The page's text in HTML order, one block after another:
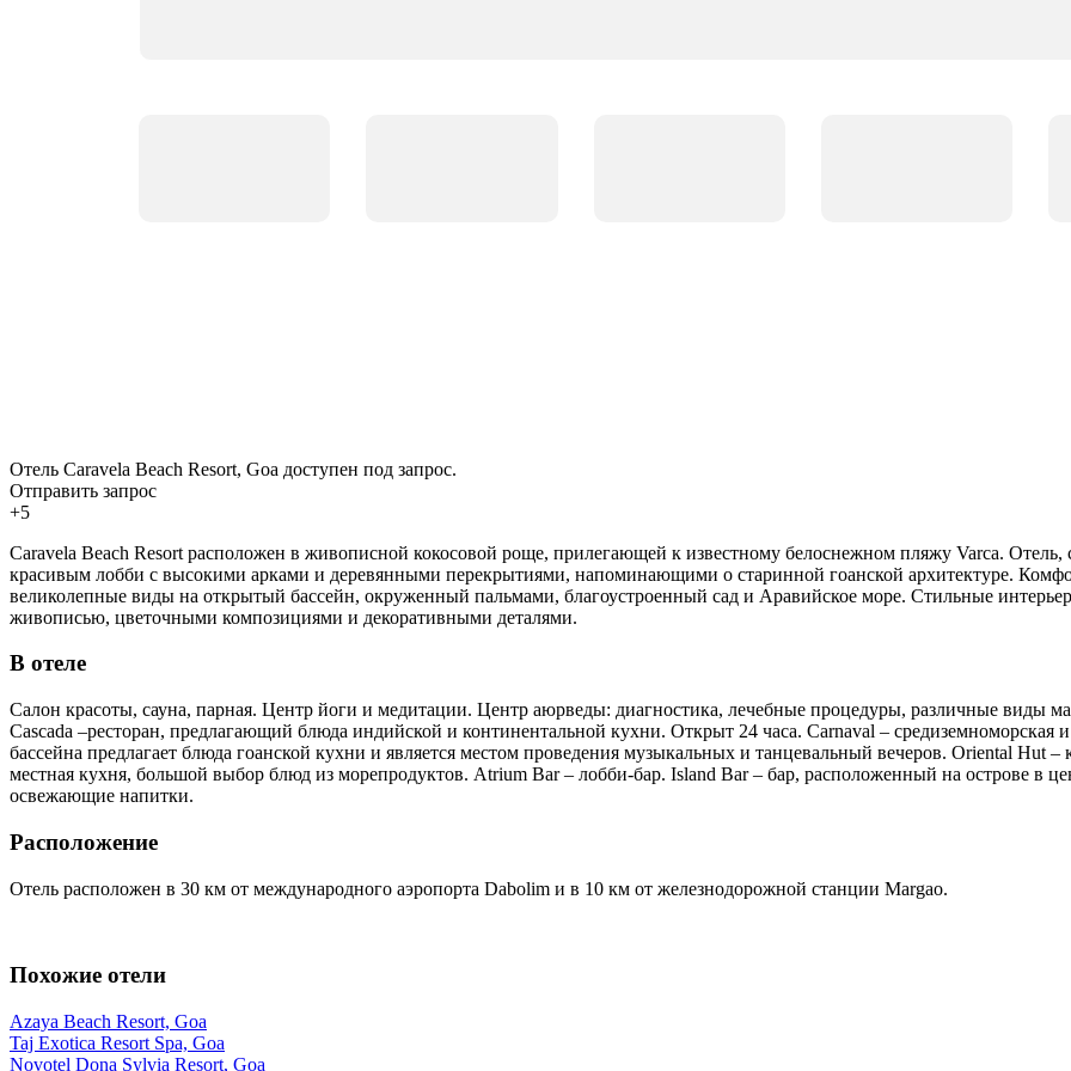
Отель Caravela Beach Resort, Goa доступен под запрос.
Отправить запрос
+5
Caravela Beach Resort расположен в живописной кокосовой роще, прилегающей к известному белоснежном пляжу Varca.
красивым лобби с высокими арками и деревянными перекрытиями, напоминающими о старинной гоанской архитектуре.
великолепные виды на открытый бассейн, окруженный пальмами, благоустроенный сад и Аравийское море. Стильные
живописью, цветочными композициями и декоративными деталями.
В отеле
Салон красоты, сауна, парная. Центр йоги и медитации. Центр аюрведы: диагностика, лечебные процедуры, различные виды
Cascada –ресторан, предлагающий блюда индийской и континентальной кухни. Открыт 24 часа. Carnaval – средиземноморская
бассейна предлагает блюда гоанской кухни и является местом проведения музыкальных и танцевальный вечеров. Oriental Hut
местная кухня, большой выбор блюд из морепродуктов. Atrium Bar – лобби-бар. Island Bar – бар, расположенный на острове в
освежающие напитки.
Расположение
Отель расположен в 30 км от международного аэропорта Dabolim и в 10 км от железнодорожной станции Margao.
Похожие отели
Azaya Beach Resort, Goa
Taj Exotica Resort Spa, Goa
Novotel Dona Sylvia Resort, Goa